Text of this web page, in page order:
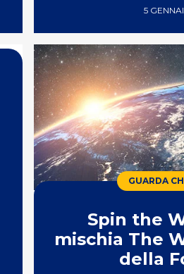
5
GUARDA
Spin the
mischia The
della